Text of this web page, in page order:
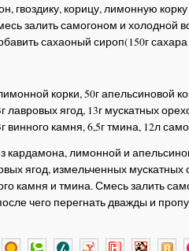
гвоздику, корицу, лимонную
залить самогоном и холодной
сахаоный сироп(150г
корки, 50г апельсиновой
лавровых ягод, 13г мускатных
винного камня, 6,5г тмина, 12л
кардамона, лимонной и
ягод, измельченных мускатных
камня и тмина. Смесь залить
чего перегнать дважды и